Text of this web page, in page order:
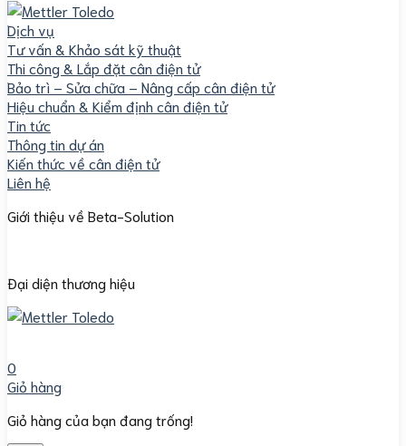
Dịch vụ
Tư vấn & Khảo sát kỹ thuật
Thi công & Lắp đặt cân điện tử
Bảo trì – Sửa chữa – Nâng cấp cân điện tử
Hiệu chuẩn & Kiểm định cân điện tử
Tin tức
Thông tin dự án
Kiến thức về cân điện tử
Liên hệ
Giới thiệu về Beta-Solution
Đại diện thương hiệu
0
Giỏ hàng
Giỏ hàng của bạn đang trống!